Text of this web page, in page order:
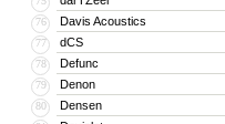
76 Davis Acoustics
77 dCS
78 Defunc
79 Denon
80 Densen